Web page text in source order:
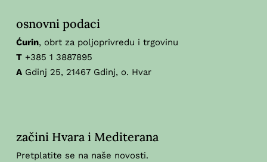
osnovni podaci
Ćurin, obrt za poljoprivredu i trgovinu
T+385 1 3887895
AGdinj 25, 21467 Gdinj, o. Hvar
začini Hvara i Mediterana
Pretplatite se na naše novosti.